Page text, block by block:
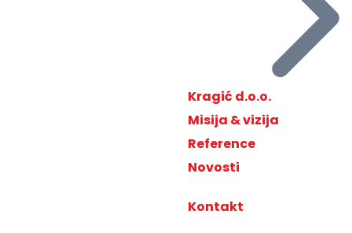
Kragić d.o.o.
Misija & vizija
Reference
Novosti
Kontakt